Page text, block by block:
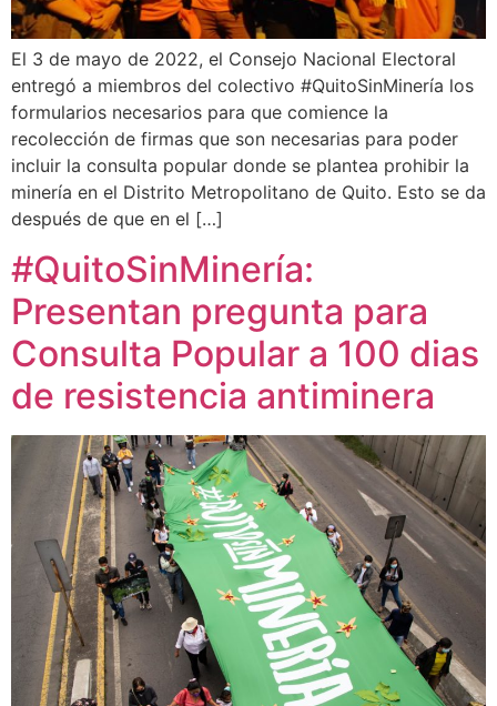
El 3 de mayo de 2022, el Consejo Nacional Electoral
entregó a miembros del colectivo #QuitoSinMinería los
formularios necesarios para que comience la
recolección de firmas que son necesarias para poder
incluir la consulta popular donde se plantea prohibir la
minería en el Distrito Metropolitano de Quito. Esto se da
después de que en el […]
#QuitoSinMinería:
Presentan pregunta para
Consulta Popular a 100 dias
de resistencia antiminera